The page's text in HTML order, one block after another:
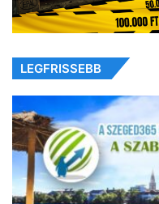
LEGFRISSEBB